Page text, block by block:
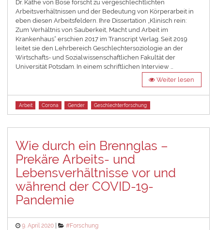
Dr. Käthe von Bose forscht zu vergeschlechtlichten
Arbeitsverhältnissen und der Bedeutung von Körperarbeit in
eben diesen Arbeitsfeldern. Ihre Dissertation „Klinisch rein:
Zum Verhältnis von Sauberkeit, Macht und Arbeit im
Krankenhaus“ erschien 2017 im Transcript Verlag. Seit 2019
leitet sie den Lehrbereich Geschlechtersoziologie an der
Wirtschafts- und Sozialwissenschaftlichen Fakultät der
Universität Potsdam. In einem schriftlichen Interview …
Weiter lesen
Tags
Arbeit Corona Gender Geschlechterforschung
Wie durch ein Brennglas –
Prekäre Arbeits- und
Lebensverhältnisse vor und
während der COVID-19-
Pandemie
Posted
9. April 2020 Categories
#Forschung